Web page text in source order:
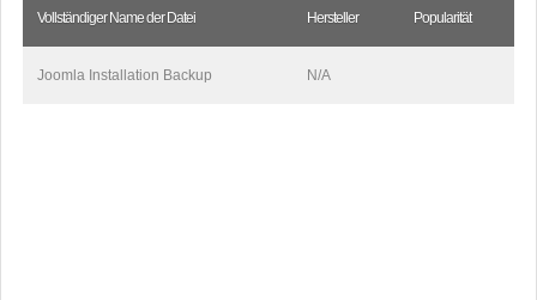
Vollständiger Name der Datei Hersteller Popularität
Joomla Installation Backup N/A